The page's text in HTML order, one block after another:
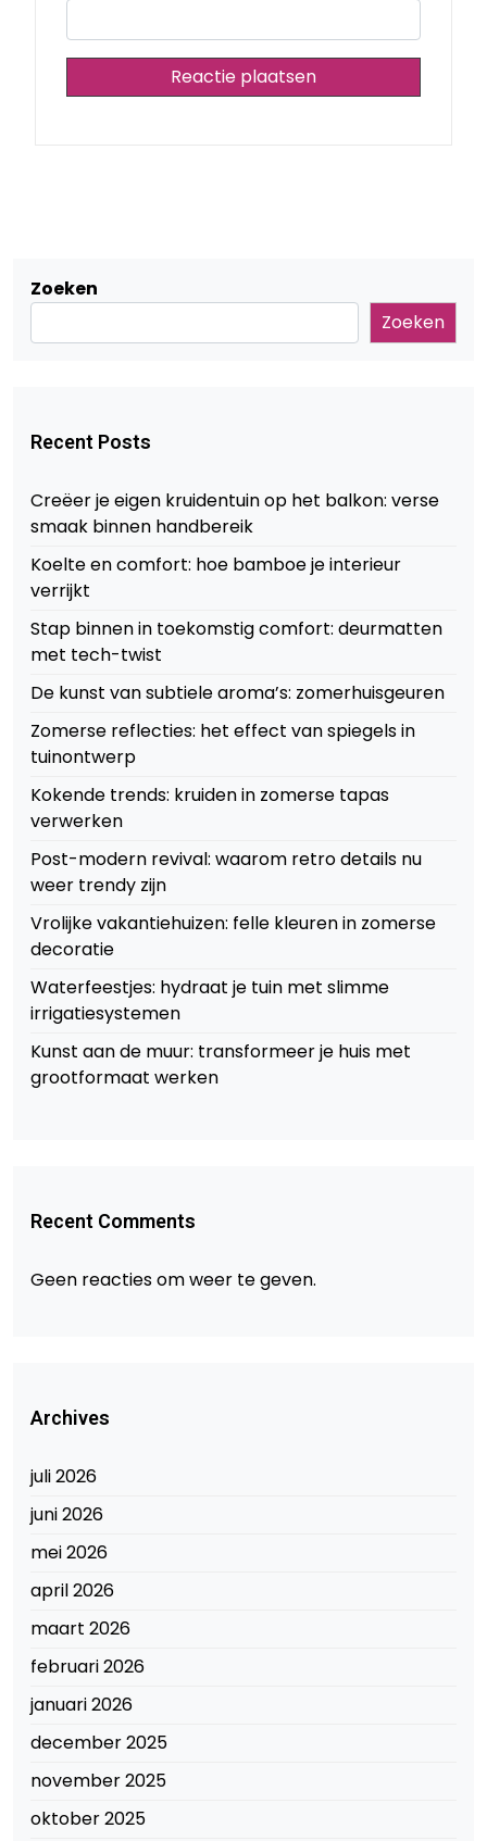
Zoeken
Zoeken
Recent Posts
Creëer je eigen kruidentuin op het balkon: verse
smaak binnen handbereik
Koelte en comfort: hoe bamboe je interieur
verrijkt
Stap binnen in toekomstig comfort: deurmatten
met tech-twist
De kunst van subtiele aroma’s: zomerhuisgeuren
Zomerse reflecties: het effect van spiegels in
tuinontwerp
Kokende trends: kruiden in zomerse tapas
verwerken
Post-modern revival: waarom retro details nu
weer trendy zijn
Vrolijke vakantiehuizen: felle kleuren in zomerse
decoratie
Waterfeestjes: hydraat je tuin met slimme
irrigatiesystemen
Kunst aan de muur: transformeer je huis met
grootformaat werken
Recent Comments
Geen reacties om weer te geven.
Archives
juli 2026
juni 2026
mei 2026
april 2026
maart 2026
februari 2026
januari 2026
december 2025
november 2025
oktober 2025